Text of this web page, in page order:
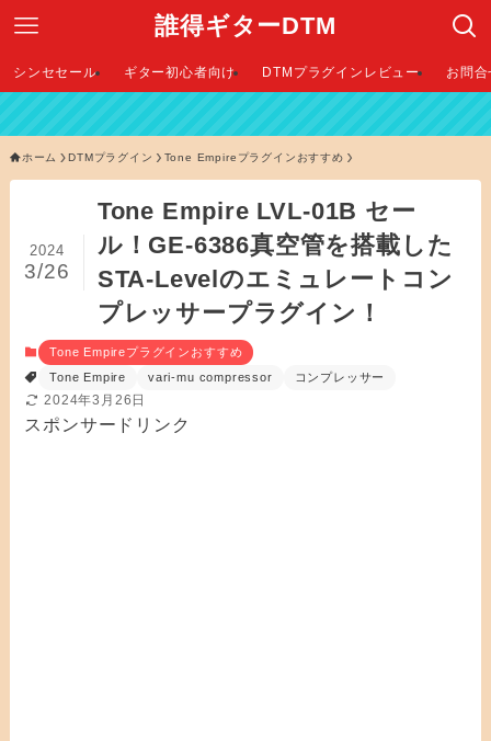
誰得ギターDTM
シンセセール ギター初心者向け DTMプラグインレビュー お問
ホーム DTMプラグイン Tone Empireプラグインおすすめ
Tone Empire LVL-01B セー
ル！GE-6386真空管を搭載した
STA-Levelのエミュレートコン
プレッサープラグイン！
2024
3/26
Tone Empireプラグインおすすめ
Tone Empire
vari-mu compressor コンプレッサー
2024年3月26日
スポンサードリンク